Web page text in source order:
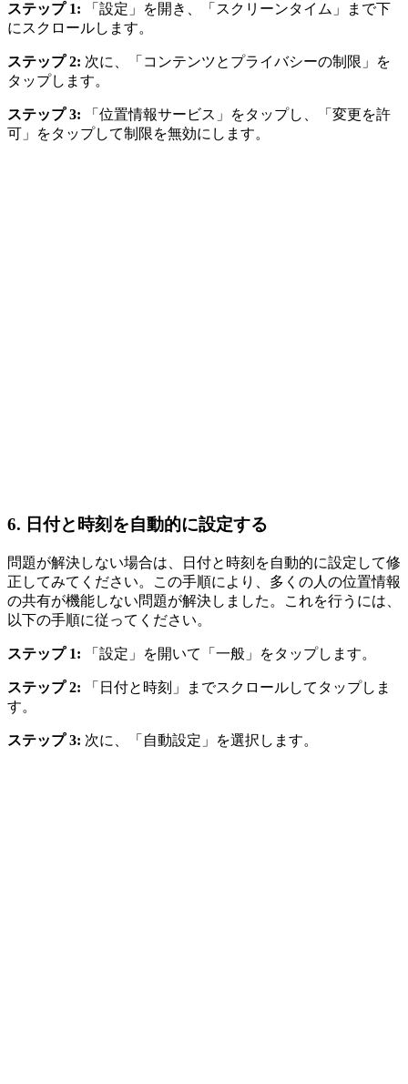
ステップ 1: 「設定」を開き、「スクリーンタイム」まで下
にスクロールします。
ステップ 2: 次に、「コンテンツとプライバシーの制限」を
タップします。
ステップ 3: 「位置情報サービス」をタップし、「変更を許
可」をタップして制限を無効にします。
6. 日付と時刻を自動的に設定する
問題が解決しない場合は、日付と時刻を自動的に設定して修
正してみてください。この手順により、多くの人の位置情報
の共有が機能しない問題が解決しました。これを行うには、
以下の手順に従ってください。
ステップ 1: 「設定」を開いて「一般」をタップします。
ステップ 2: 「日付と時刻」までスクロールしてタップしま
す。
ステップ 3: 次に、「自動設定」を選択します。